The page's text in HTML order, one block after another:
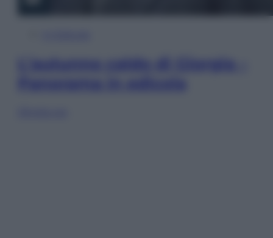
L’autunno caldo di Giorgia –